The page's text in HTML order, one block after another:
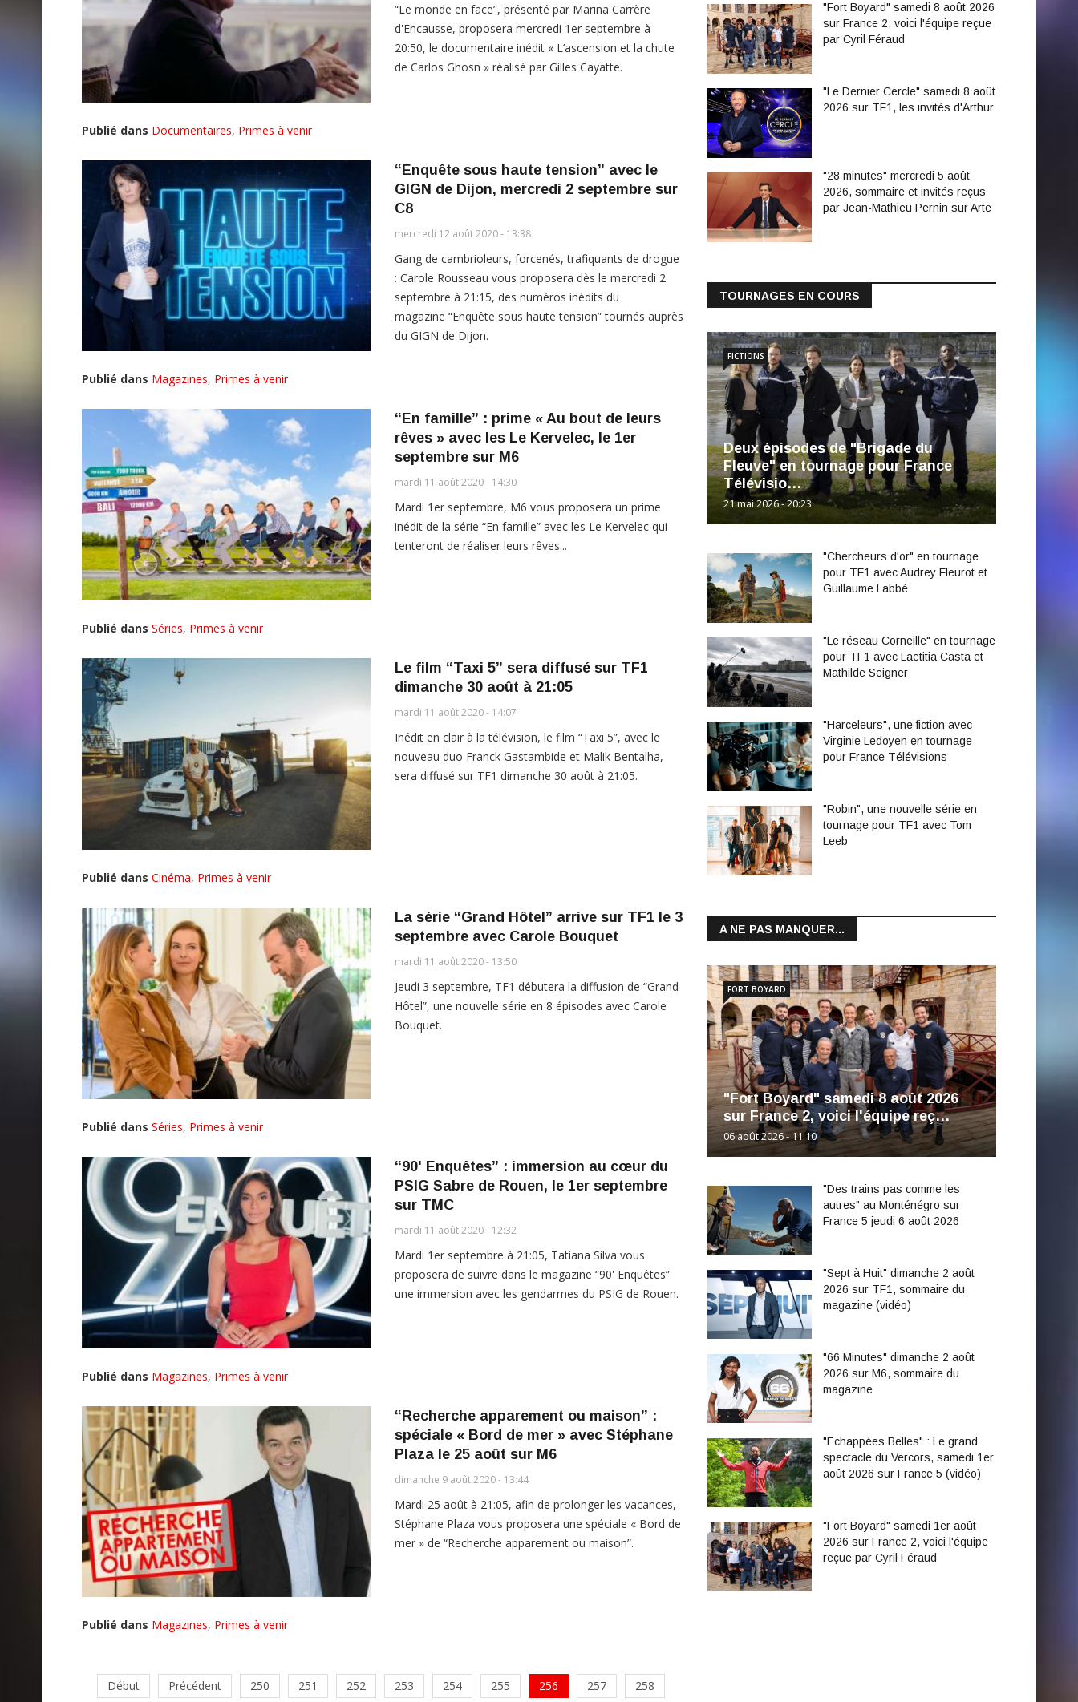
“Le monde en face”, présenté par Marina Carrère
d'Encausse, proposera mercredi 1er septembre à
20:50, le documentaire inédit « L’ascension et la chute
de Carlos Ghosn » réalisé par Gilles Cayatte.
Publié dans Documentaires, Primes à venir
“Enquête sous haute tension” avec le
GIGN de Dijon, mercredi 2 septembre sur
C8
mercredi 12 août 2020 - 13:38
Gang de cambrioleurs, forcenés, trafiquants de drogue
: Carole Rousseau vous proposera dès le mercredi 2
septembre à 21:15, des numéros inédits du
magazine “Enquête sous haute tension” tournés auprès
du GIGN de Dijon.
Publié dans Magazines, Primes à venir
“En famille” : prime « Au bout de leurs
rêves » avec les Le Kervelec, le 1er
septembre sur M6
mardi 11 août 2020 - 14:30
Mardi 1er septembre, M6 vous proposera un prime
inédit de la série “En famille” avec les Le Kervelec qui
tenteront de réaliser leurs rêves...
Publié dans Séries, Primes à venir
Le film “Taxi 5” sera diffusé sur TF1
dimanche 30 août à 21:05
mardi 11 août 2020 - 14:07
Inédit en clair à la télévision, le film “Taxi 5”, avec le
nouveau duo Franck Gastambide et Malik Bentalha,
sera diffusé sur TF1 dimanche 30 août à 21:05.
Publié dans Cinéma, Primes à venir
La série “Grand Hôtel” arrive sur TF1 le 3
septembre avec Carole Bouquet
mardi 11 août 2020 - 13:50
Jeudi 3 septembre, TF1 débutera la diffusion de “Grand
Hôtel”, une nouvelle série en 8 épisodes avec Carole
Bouquet.
Publié dans Séries, Primes à venir
“90' Enquêtes” : immersion au cœur du
PSIG Sabre de Rouen, le 1er septembre
sur TMC
mardi 11 août 2020 - 12:32
Mardi 1er septembre à 21:05, Tatiana Silva vous
proposera de suivre dans le magazine “90' Enquêtes”
une immersion avec les gendarmes du PSIG de Rouen.
Publié dans Magazines, Primes à venir
“Recherche apparement ou maison” :
spéciale « Bord de mer » avec Stéphane
Plaza le 25 août sur M6
dimanche 9 août 2020 - 13:44
Mardi 25 août à 21:05, afin de prolonger les vacances,
Stéphane Plaza vous proposera une spéciale « Bord de
mer » de “Recherche apparement ou maison”.
Publié dans Magazines, Primes à venir
Début Précédent 250 251 252 253 254 255 256 257 258
"Fort Boyard" samedi 8 août 2026
sur France 2, voici l'équipe reçue
par Cyril Féraud
"Le Dernier Cercle" samedi 8 août
2026 sur TF1, les invités d'Arthur
"28 minutes" mercredi 5 août
2026, sommaire et invités reçus
par Jean-Mathieu Pernin sur Arte
TOURNAGES EN COURS
Deux épisodes de "Brigade du
Fleuve" en tournage pour France
Télévisio…
21 mai 2026 - 20:23
FICTIONS
"Chercheurs d'or" en tournage
pour TF1 avec Audrey Fleurot et
Guillaume Labbé
"Le réseau Corneille" en tournage
pour TF1 avec Laetitia Casta et
Mathilde Seigner
"Harceleurs", une fiction avec
Virginie Ledoyen en tournage
pour France Télévisions
"Robin", une nouvelle série en
tournage pour TF1 avec Tom
Leeb
A NE PAS MANQUER...
"Fort Boyard" samedi 8 août 2026
sur France 2, voici l'équipe reç…
06 août 2026 - 11:10
FORT BOYARD
"Des trains pas comme les
autres" au Monténégro sur
France 5 jeudi 6 août 2026
"Sept à Huit" dimanche 2 août
2026 sur TF1, sommaire du
magazine (vidéo)
"66 Minutes" dimanche 2 août
2026 sur M6, sommaire du
magazine
"Echappées Belles" : Le grand
spectacle du Vercors, samedi 1er
août 2026 sur France 5 (vidéo)
"Fort Boyard" samedi 1er août
2026 sur France 2, voici l'équipe
reçue par Cyril Féraud